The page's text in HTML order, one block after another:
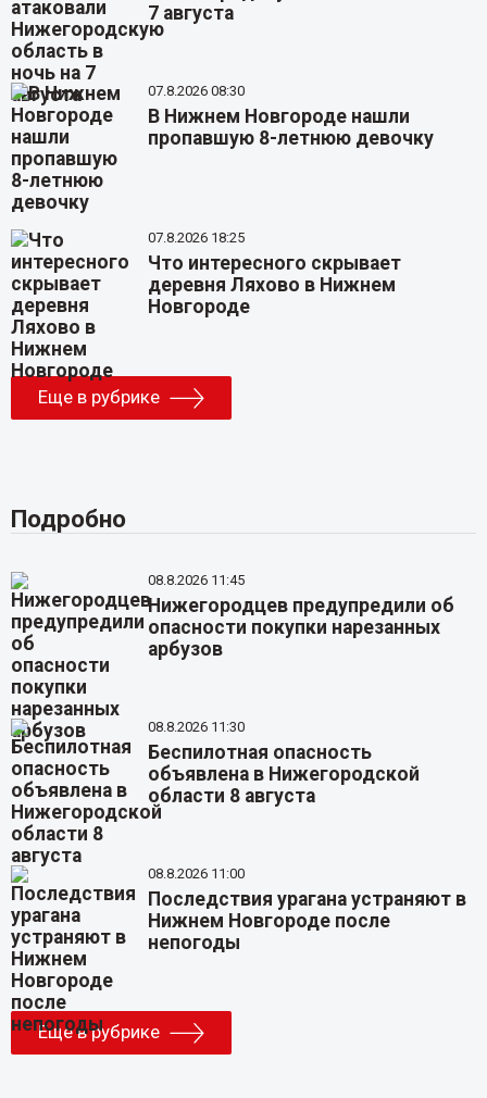
7 августа
07.8.2026 08:30
В Нижнем Новгороде нашли
пропавшую 8-летнюю девочку
07.8.2026 18:25
Что интересного скрывает
деревня Ляхово в Нижнем
Новгороде
Еще в рубрике
Подробно
08.8.2026 11:45
Нижегородцев предупредили об
опасности покупки нарезанных
арбузов
08.8.2026 11:30
Беспилотная опасность
объявлена в Нижегородской
области 8 августа
08.8.2026 11:00
Последствия урагана устраняют в
Нижнем Новгороде после
непогоды
Еще в рубрике